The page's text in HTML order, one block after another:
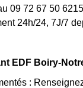
09 72 67 50
24h/24, 7J/7
EDF Boiry-
: